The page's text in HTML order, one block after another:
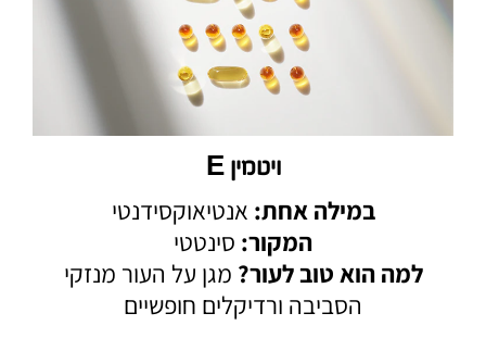
ויטמין E
במילה אחת: אנטיאוקסידנטי
המקור: סינטטי
למה הוא טוב לעור? מגן על העור מנזקי
הסביבה ורדיקלים חופשיים